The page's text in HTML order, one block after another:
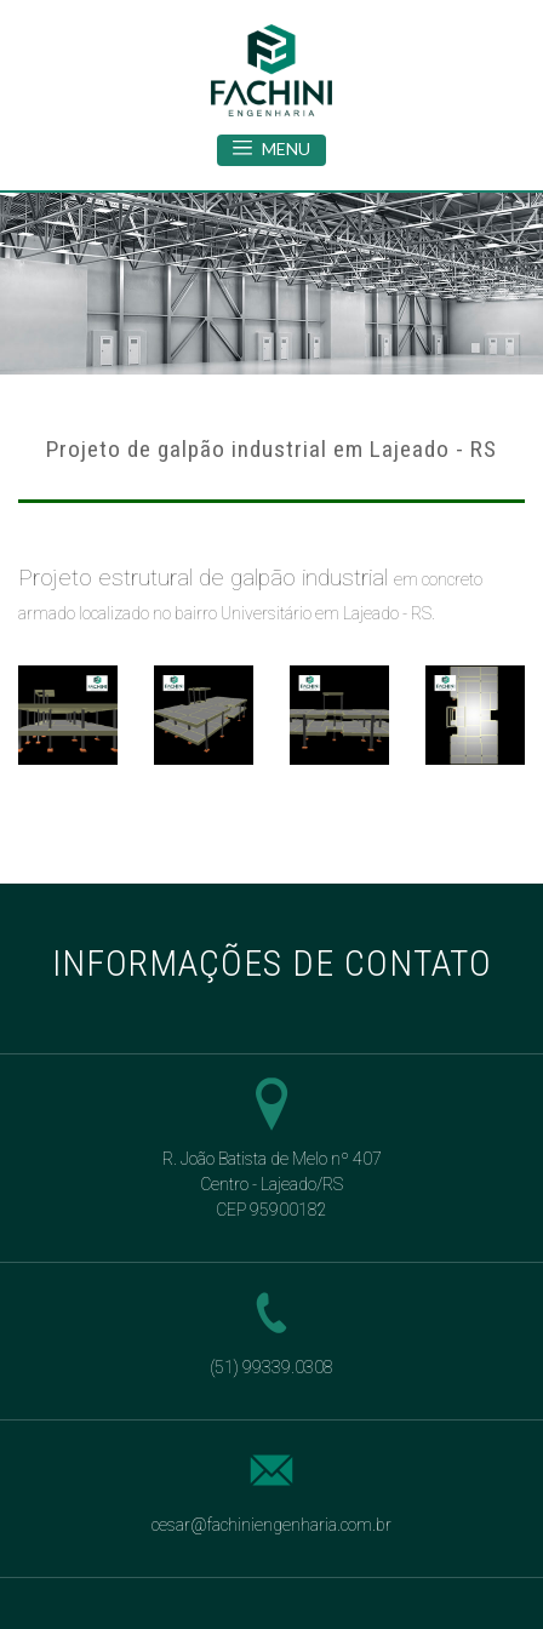
MENU
Projeto de galpão industrial em Lajeado - RS
Projeto estrutural de galpão industrial em concreto
armado localizado no bairro Universitário em Lajeado - RS.
INFORMAÇÕES DE CONTATO
R. João Batista de Melo nº 407
Centro - Lajeado/RS
CEP 95900182
(51) 99339.0308
cesar@fachiniengenharia.com.br